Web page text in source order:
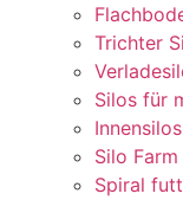
Trichter
Silos für
Innensilos
Silo Farm
Spiral